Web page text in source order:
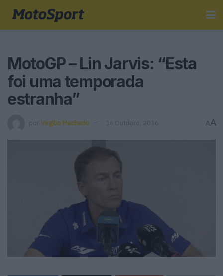
MotoGP – Lin Jarvis: “Esta
foi uma temporada
estranha”
por Virgílio Machado 16 Outubro, 2016 AA